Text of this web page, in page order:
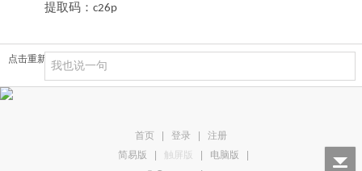
提取码： c26p
点击重新加载
首页 登录
注册
简易版
触屏版 电脑版